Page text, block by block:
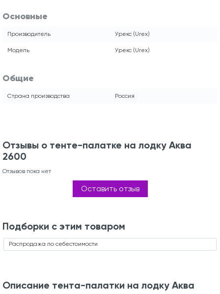
Основные
Производитель Урекс (Urex)
Модель Урекс (Urex)
Общие
Страна производства Россия
Отзывы о тенте-палатке на лодку Аква
2600
Отзывов пока нет
Оставить отзыв
Подборки с этим товаром
Распродажа по себестоимости
Описание тента-палатки на лодку Аква